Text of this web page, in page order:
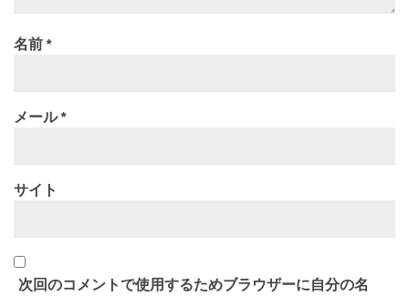
名前*
メール*
サイト
次回のコメントで使用するためブラウザーに自分の名